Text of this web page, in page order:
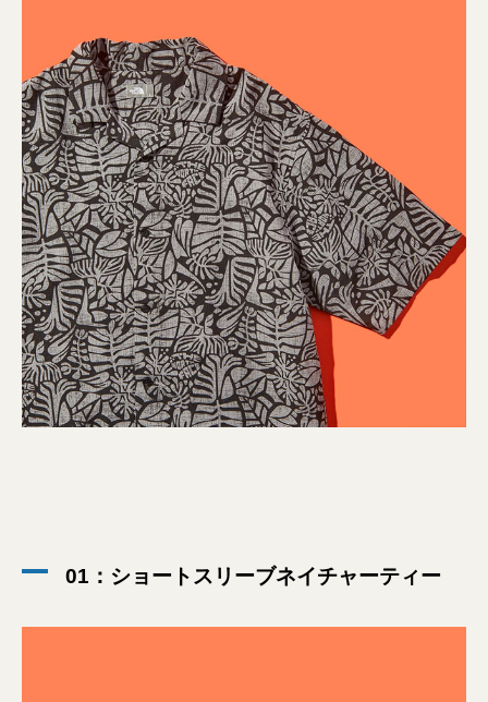
01：ショートスリーブネイチャーティー